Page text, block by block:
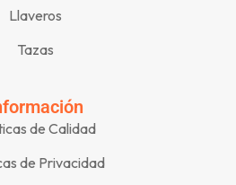
Llaveros
Tazas
de Calidad
de Privacidad